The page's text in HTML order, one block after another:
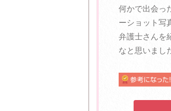
何かで出会っ
ーショット写
弁護士さんを
なと思いまし